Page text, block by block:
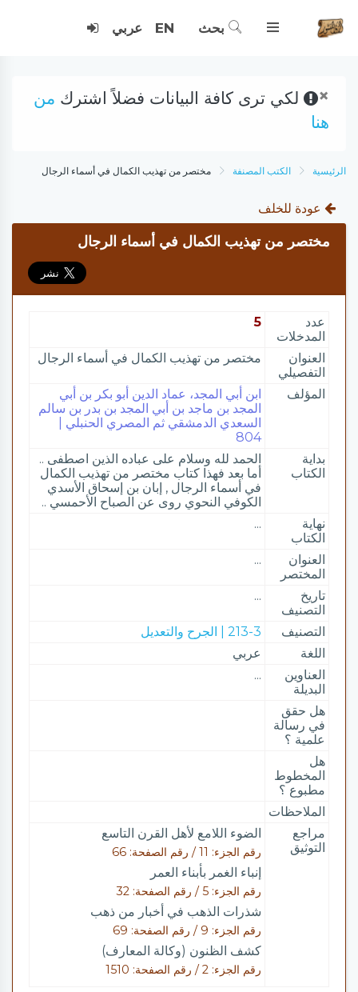
بحث EN عربي
× لكي ترى كافة البيانات فضلاً اشترك من
هنا
الرئيسية الكتب المصنفة مختصر من تهذيب الكمال في أسماء الرجال
عودة للخلف
مختصر من تهذيب الكمال في أسماء الرجال
عدد
المدخلات
5
العنوان
التفصيلي
مختصر من تهذيب الكمال في أسماء الرجال
المؤلف
ابن أبي المجد، عماد الدين أبو بكر بن أبي
المجد بن ماجد بن أبي المجد بن بدر بن سالم
السعدي الدمشقي ثم المصري الحنبلي |
804
بداية
الكتاب
الحمد لله وسلام على عباده الذين اصطفى ..
أما بعد فهذا كتاب مختصر من تهذيب الكمال
في أسماء الرجال , إبان بن إسحاق الأسدي
الكوفي النحوي روى عن الصباح الأحمسي ..
نهاية
الكتاب
...
العنوان
المختصر
...
تاريخ
التصنيف
...
التصنيف
213-3 | الجرح والتعديل
اللغة
عربي
العناوين
البديلة
...
هل حقق
في رسالة
علمية ؟
هل
المخطوط
مطبوع ؟
الملاحظات
مراجع
التوثيق
الضوء اللامع لأهل القرن التاسع
رقم الجزء: 11 / رقم الصفحة: 66
إنباء الغمر بأبناء العمر
رقم الجزء: 5 / رقم الصفحة: 32
شذرات الذهب في أخبار من ذهب
رقم الجزء: 9 / رقم الصفحة: 69
كشف الظنون (وكالة المعارف)
رقم الجزء: 2 / رقم الصفحة: 1510